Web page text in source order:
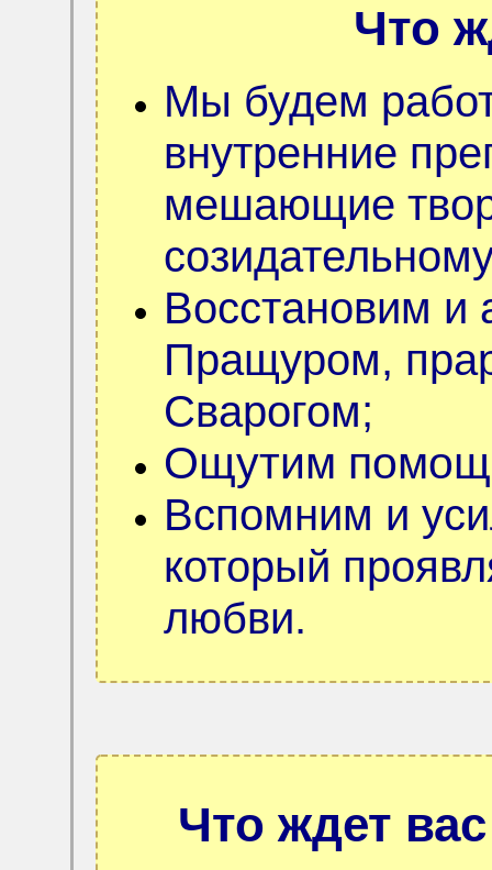
Что
Мы будем
внутренние
мешающие
Восстановим и
Пращуром,
Сварогом;
Ощутим
Вспомним и
который
любви.
Что ждет